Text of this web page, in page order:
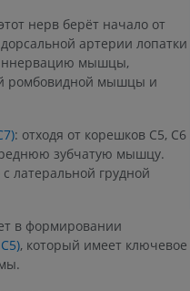
нерв берёт начало от
артерии лопатки
мышцы,
ромбовидной мышцы и
: отходя от корешков C5, C6
зубчатую мышцу.
латеральной грудной
в формировании
, который имеет ключевое